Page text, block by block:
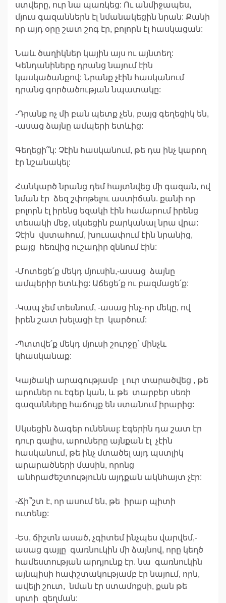
ստվերը, ուր նա պառկեց: Ու անմիջապես,
մյուս գազաններն էլ նմանակեցին նրան: Քանի
որ այդ օրը շատ շոգ էր, բոլորն էլ հասկացան:
Նաև ծաղիկներ կային այս ու այնտեղ:
Կենդանիները դրանց նայում էին
կասկածանքով: Նրանք չէին հասկանում
դրանց գործածության նպատակը:
-Դրանք ոչ մի բան պետք չեն, բայց գեղեցիկ են,
-ասաց ձայնը ամպերի ետևից:
Գեղեցի՞կ: Չէին հասկանում, թե դա ինչ կարող
էր նշանակել:
Հանկարծ նրանց դեմ հայտնվեց մի գազան, ով
նման էր ձեզ շփոթելու աստիճան. քանի որ
բոլորն էլ իրենց եզակի էին համարում իրենց
տեսակի մեջ, սկսեցին բարկանալ նրա վրա:
Չէին վստահում, խուսափում էին նրանից,
բայց հեռվից ուշադիր զննում էին:
-Մոտեցե՛ք մեկդ մյուսին,-ասաց ձայնը
ամպերիր ետևից: Աճեցե՛ք ու բազմացե՛ք:
-Կապ չեմ տեսնում, -ասաց ինչ-որ մեկը, ով
իրեն շատ խելացի էր կարծում:
-Պտտվե՛ք մեկդ մյուսի շուրջը` մինչև
կհասկանաք:
Կայծակի արագությամբ լ ուր տարածվեց , թե
արուներ ու էգեր կան, և թե տարբեր սեռի
գազանները հաճույք են ստանում իրարից:
Սկսեցին ձագեր ունենալ: Էգերին դա շատ էր
դուր գալիս, արուները այնքան էլ չէին
հասկանում, թե ինչ մտածել այդ պստլիկ
արարածների մասին, որոնց
անհրաժեշտությունն այդքան ակնհայտ չէր:
-Ճի՞շտ է, որ ասում են, թե իրար պիտի
ուտենք:
-Ես, ճիշտն ասած, չգիտեմ ինչպես վարվեմ,-
ասաց գայլը գառնուկին մի ձայնով, որը կեղծ
համեստության արդյունք էր. նա գառնուկին
այնպիսի հափշտակությամբ էր նայում, որն,
ավելի շուտ, նման էր ստամոքսի, քան թե
սրտի զեղման: